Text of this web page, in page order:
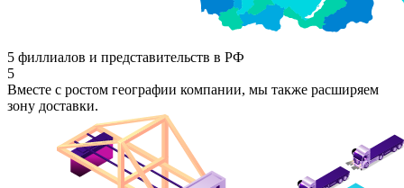
5 филлиалов и представительств в РФ
5
Вместе с ростом географии компании, мы также расширяем
зону доставки.